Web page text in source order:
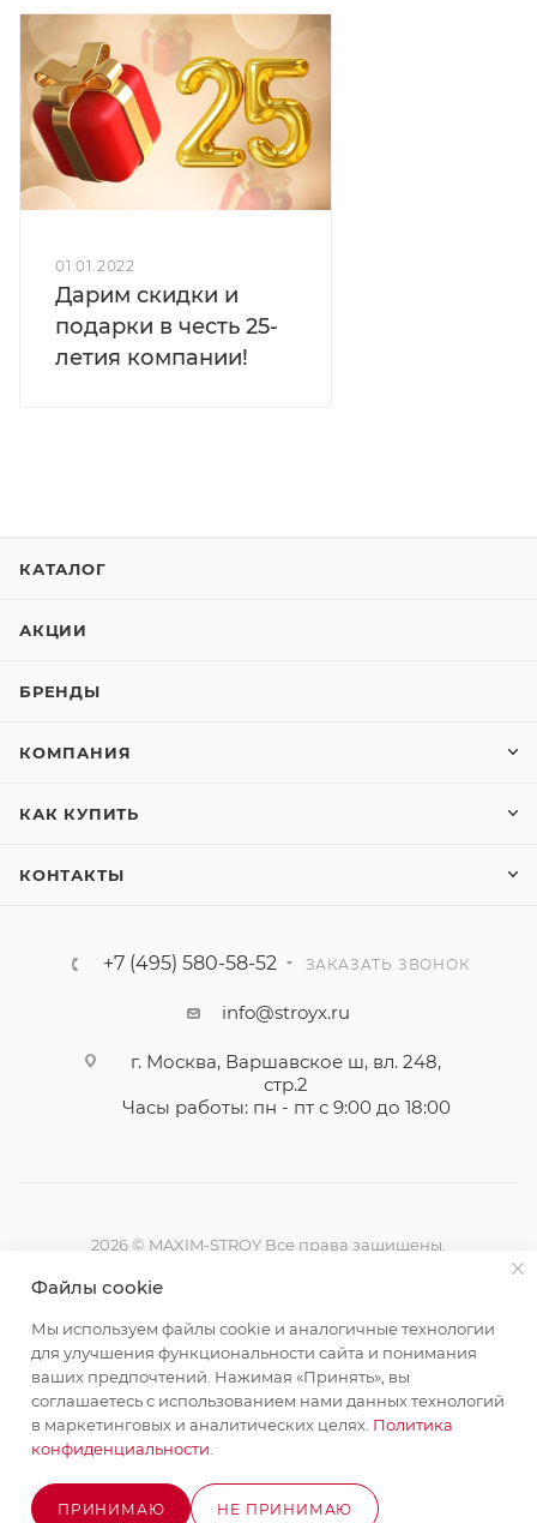
01.01.2022
Дарим скидки и
подарки в честь 25-
летия компании!
КАТАЛОГ
АКЦИИ
БРЕНДЫ
КОМПАНИЯ
КАК КУПИТЬ
КОНТАКТЫ
+7 (495) 580-58-52 ЗАКАЗАТЬ ЗВОНОК
info@stroyx.ru
г. Москва, Варшавское ш, вл. 248,
стр.2
Часы работы: пн - пт с 9:00 до 18:00
2026 © MAXIM-STROY Все права защищены.
офертой определяемой положениями Статьи 437
Гражданского кодекса Российской Федерации.
Политика конфиденциальности
Разработка сайта на Битрикс
Файлы cookie
Мы используем файлы cookie и аналогичные технологии
для улучшения функциональности сайта и понимания
ваших предпочтений. Нажимая «Принять», вы
соглашаетесь с использованием нами данных технологий
в маркетинговых и аналитических целях. Политика
конфиденциальности
ПРИНИМАЮ НЕ ПРИНИМАЮ